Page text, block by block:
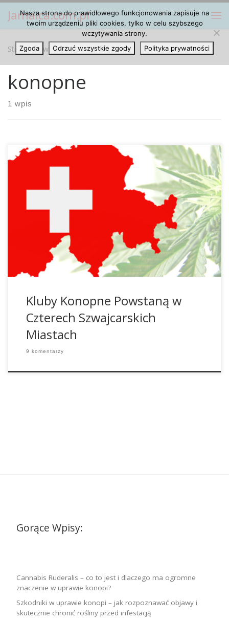
Przejdź do treści
Jamaica.com.pl
Strona główna » konopne
konopne
1 wpis
The Independent podaje, ze przedstawiciele czterech
Szwajcarskich miast omówili właśnie w Berlinie możliwe
sposoby sprzedaży marihuany, która w Szwajcarii nadal jest
nielegalna. Takie miasta jak Genewa, Zurych, Bazylea i
Berno zgodziły się na wprowadzenie klubów konopnych,
które pozwoliłyby ich członkom na całkowicie legalne
spożywanie marihuany. Szwajcaria to kraj, w którym […]
Kluby Konopne Powstaną w
Czterech Szwajcarskich
Miastach
9 komentarzy
Gorące Wpisy:
Cannabis Ruderalis – co to jest i dlaczego ma ogromne
znaczenie w uprawie konopi?
Szkodniki w uprawie konopi – jak rozpoznawać objawy i
skutecznie chronić rośliny przed infestacją
Nasza strona do prawidłowego funkcjonowania zapisuje na
twoim urządzeniu pliki cookies, tylko w celu szybszego
wczytywania strony.
Zgoda
Odrzuć wszystkie zgody Polityka prywatności